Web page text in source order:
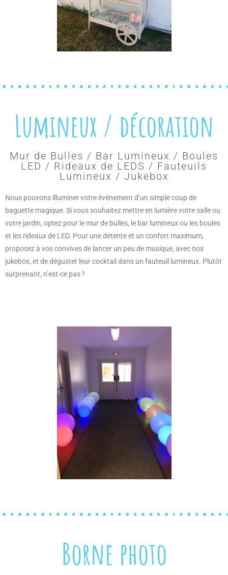
Lumineux / décoration
Mur de Bulles / Bar Lumineux / Boules
LED / Rideaux de LEDS / Fauteuils
Lumineux / Jukebox
Nous pouvons illuminer votre événement d’un simple coup de
baguette magique. Si vous souhaitez mettre en lumière votre salle ou
votre jardin, optez pour le mur de bulles, le bar lumineux ou les boules
et les rideaux de LED. Pour une détente et un confort maximum,
proposez à vos convives de lancer un peu de musique, avec nos
jukebox, et de déguster leur cocktail dans un fauteuil lumineux. Plutôt
surprenant, n’est-ce pas ?
Borne photo